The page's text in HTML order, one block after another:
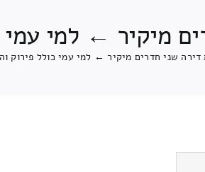
מיקיר ← למי עמי
שני חדרים מיקיר ← למי עמי כולל פירוק